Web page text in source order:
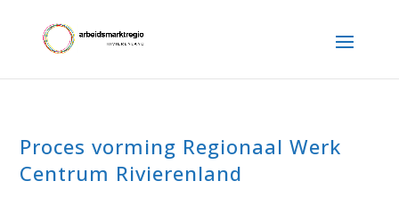
Proces vorming Regionaal Werk
Centrum Rivierenland